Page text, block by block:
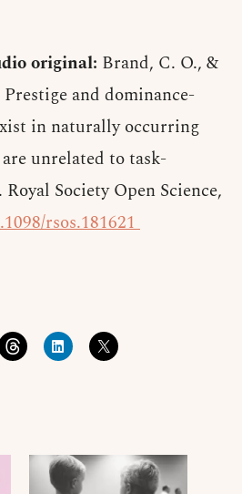
original: Brand, C. O., &
and dominance-
in naturally occurring
unrelated to task-
Society Open Science,
rsos.181621